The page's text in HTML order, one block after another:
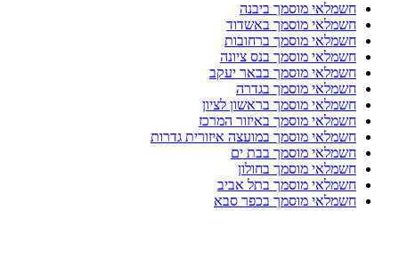
חשמלאי מוסמך ביבנה
חשמלאי מוסמך באשדוד
חשמלאי מוסמך ברחובות
חשמלאי מוסמך בנס ציונה
חשמלאי מוסמך בבאר יעקב
חשמלאי מוסמך בגדרה
חשמלאי מוסמך בראשון לציון
חשמלאי מוסמך באיזור המרכז
חשמלאי מוסמך במועצה איזורית גדרות
חשמלאי מוסמך בבת ים
חשמלאי מוסמך בחולון
חשמלאי מוסמך בתל אביב
חשמלאי מוסמך בכפר סבא